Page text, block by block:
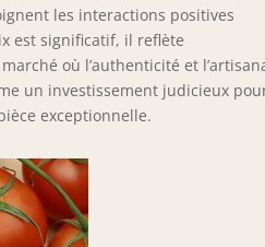
les interactions positives
est significatif, il reflète
où l’authenticité et
un investissement judicieux
exceptionnelle.